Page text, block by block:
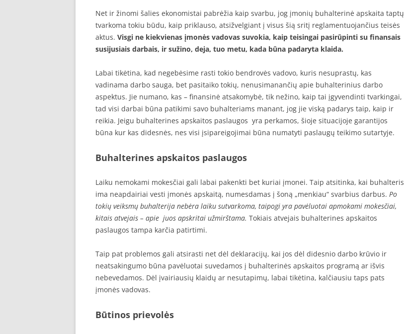
Net ir žinomi šalies ekonomistai pabrėžia kaip svarbu, jog įmonių buhalterinė apskaita taptų
tvarkoma tokiu būdu, kaip priklauso, atsižvelgiant į visus šią sritį reglamentuojančius teisės
aktus. Visgi ne kiekvienas įmonės vadovas suvokia, kaip teisingai pasirūpinti su finansais
susijusiais darbais, ir sužino, deja, tuo metu, kada būna padaryta klaida.
Labai tikėtina, kad negebėsime rasti tokio bendrovės vadovo, kuris nesuprastų, kas
vadinama darbo sauga, bet pasitaiko tokių, nenusimanančių apie buhalterinius darbo
aspektus. Jie numano, kas – finansinė atsakomybė, tik nežino, kaip tai įgyvendinti tvarkingai,
tad visi darbai būna patikimi savo buhalteriams manant, jog jie viską padarys taip, kaip ir
reikia. Jeigu buhalterines apskaitos paslaugos yra perkamos, šioje situacijoje garantijos
būna kur kas didesnės, nes visi įsipareigojimai būna numatyti paslaugų teikimo sutartyje.
Buhalterines apskaitos paslaugos
Laiku nemokami mokesčiai gali labai pakenkti bet kuriai įmonei. Taip atsitinka, kai buhalteris
ima neapdairiai vesti įmonės apskaitą, numesdamas į šoną „menkiau“ svarbius darbus. Po
tokių veiksmų buhalterija nebėra laiku sutvarkoma, taipogi yra pavėluotai apmokami mokesčiai,
kitais atvejais – apie juos apskritai užmirštama. Tokiais atvejais buhalterines apskaitos
paslaugos tampa karčia patirtimi.
Taip pat problemos gali atsirasti net dėl deklaracijų, kai jos dėl didesnio darbo krūvio ir
neatsakingumo būna pavėluotai suvedamos į buhalterinės apskaitos programą ar išvis
nebevedamos. Dėl įvairiausių klaidų ar nesutapimų, labai tikėtina, kalčiausiu taps pats
įmonės vadovas.
Būtinos prievolės